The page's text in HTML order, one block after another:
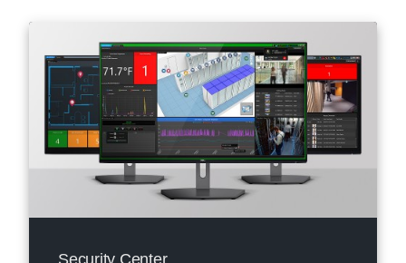
Security Center